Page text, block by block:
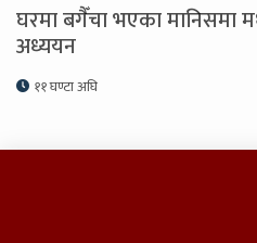
घरमा बगैँचा भएका
अध्ययन
११ घण्टा अघि